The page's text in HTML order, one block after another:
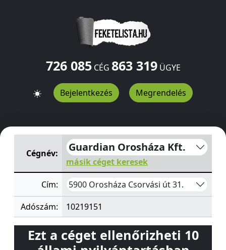
726 085CÉG 863 319ÜGYE
Bejelentkezés Megrendelés
Guardian Orosháza Kft.Csorvási út 31.Orosháza5900
Cégnév:
Guardian Orosháza Kft.
másik céget keresek
Cím: 5900 Orosháza Csorvási út 31.
Adószám: 10219151
Ezt a céget ellenőrizheti 10